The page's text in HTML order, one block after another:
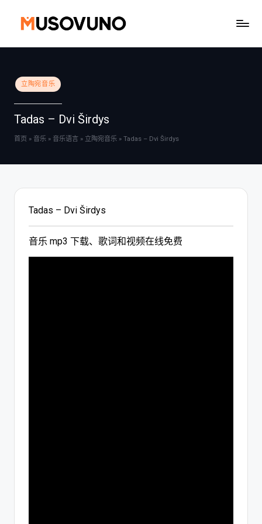
Posted
in
立陶宛音乐
Tadas – Dvi Širdys
首页 » 音乐 » 音乐语言 » 立陶宛音乐 » Tadas – Dvi Širdys
Tadas – Dvi Širdys
音乐 mp3 下载、歌词和视频在线免费